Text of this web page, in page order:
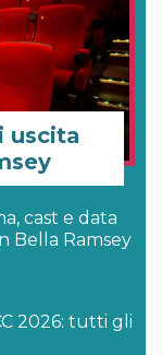
uscita
cast e data
Bella Ramsey
2026: tutti gli